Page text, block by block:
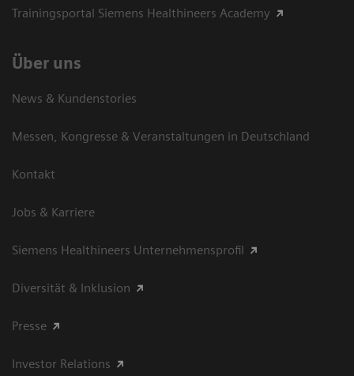
Trainingsportal Siemens Healthineers Academy
Über uns
News & Kundenstories
Messen, Kongresse & Veranstaltungen in Deutschland
Kontakt
Jobs & Karriere
Siemens Healthineers Unternehmensprofil
Diversität & Inklusion
Presse
Investor Relations